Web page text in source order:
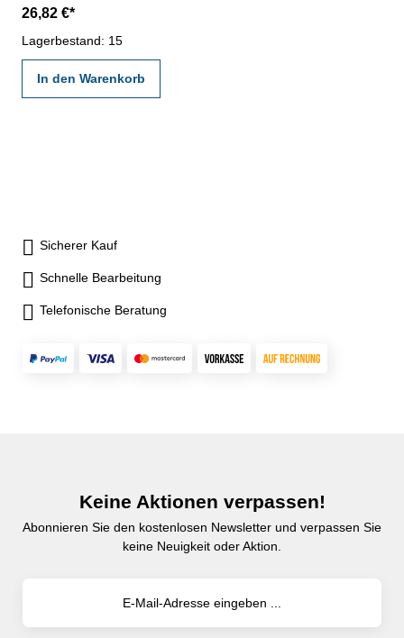
26,82 €*
Lagerbestand: 15
In den Warenkorb
Sicherer Kauf
Schnelle Bearbeitung
Telefonische Beratung
Keine Aktionen verpassen!
Abonnieren Sie den kostenlosen Newsletter und verpassen Sie
keine Neuigkeit oder Aktion.